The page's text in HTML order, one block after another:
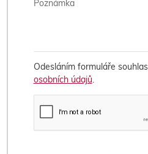
Odesláním formuláře
osobních údajů.